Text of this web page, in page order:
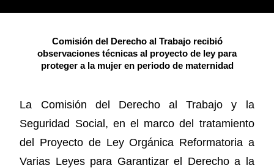
Comisión del Derecho al Trabajo recibió
observaciones técnicas al proyecto de ley para
proteger a la mujer en periodo de maternidad
La Comisión del Derecho al Trabajo y la
Seguridad Social, en el marco del tratamiento
del Proyecto de Ley Orgánica Reformatoria a
Varias Leyes para Garantizar el Derecho a la